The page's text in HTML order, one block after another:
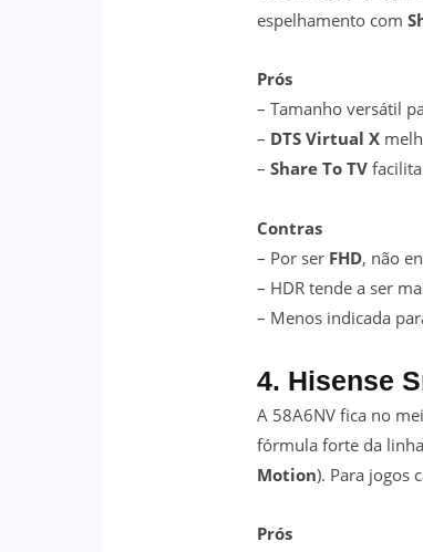
espelhamento com
Prós
– Tamanho versátil
– DTS Virtual X
– Share To TV
Contras
– Por ser FHD, não
– HDR tende a ser
– Menos indicada
4. Hisense
A 58A6NV fica no
fórmula forte da
Motion). Para jogos
Prós